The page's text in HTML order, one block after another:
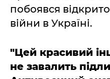
побоявся
війни в Україні.
"Цей красивий
не завалить